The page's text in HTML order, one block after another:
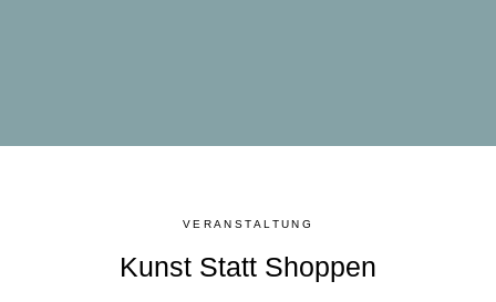
VERANSTALTUNG
Kunst Statt Shoppen